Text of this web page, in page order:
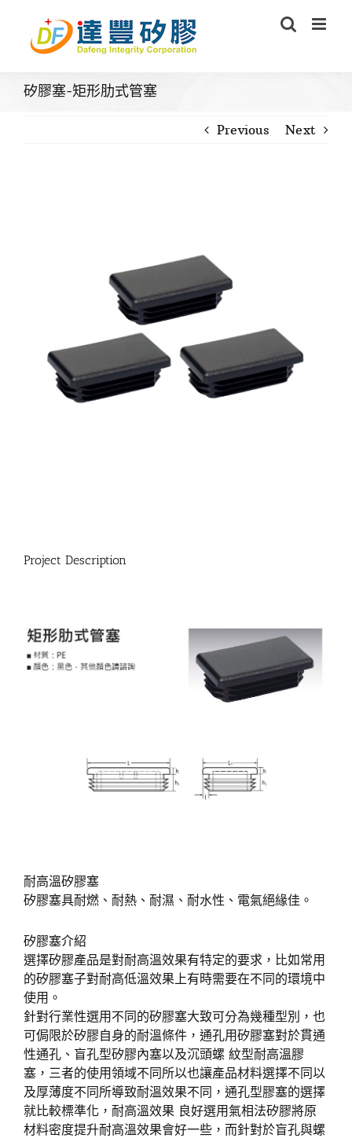
content
矽膠塞-矩形肋式管塞
Previous Next
Project Description
耐高溫矽膠塞
矽膠塞具耐燃、耐熱、耐濕、耐水性、電氣絕緣佳。
矽膠塞介紹
選擇矽膠產品是對耐高溫效果有特定的要求，比如常用
的矽膠塞子對耐高低溫效果上有時需要在不同的環境中
使用。
針對行業性選用不同的矽膠塞大致可分為幾種型別，也
可侷限於矽膠自身的耐溫條件，通孔用矽膠塞對於貫通
性通孔、盲孔型矽膠內塞以及沉頭螺 紋型耐高溫膠
塞，三者的使用領域不同所以也讓產品材料選擇不同以
及厚薄度不同所導致耐溫效果不同，通孔型膠塞的選擇
就比較標準化，耐高溫效果 良好選用氣相法矽膠將原
材料密度提升耐高溫效果會好一些，而針對於盲孔與螺